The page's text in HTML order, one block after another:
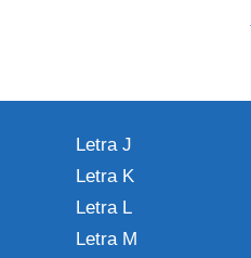
Letra J
Letra K
Letra L
Letra M